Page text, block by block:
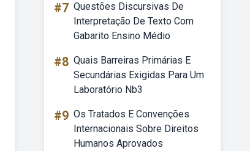
#7 Questões Discursivas De
Interpretação De Texto Com
Gabarito Ensino Médio
#8 Quais Barreiras Primárias E
Secundárias Exigidas Para Um
Laboratório Nb3
#9 Os Tratados E Convenções
Internacionais Sobre Direitos
Humanos Aprovados